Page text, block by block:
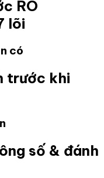
RO
lõi
có
trước khi
số & đánh